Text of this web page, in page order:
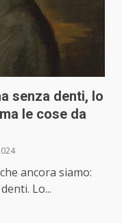
senza denti, lo
le cose da
ancora siamo:
Lo...